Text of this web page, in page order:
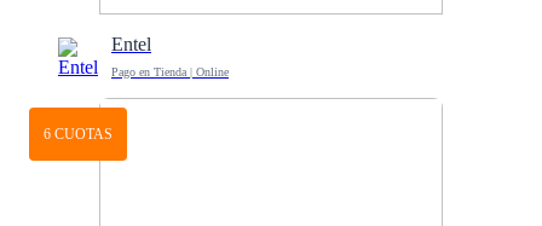
Entel
Pago en Tienda | Online
6 CUOTAS